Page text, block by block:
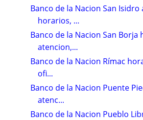
Banco de la Nacion San Isidro
horarios, ...
Banco de la Nacion San Borja
atencion,...
Banco de la Nacion Rímac
ofi...
Banco de la Nacion Puente
atenc...
Banco de la Nacion Pueblo